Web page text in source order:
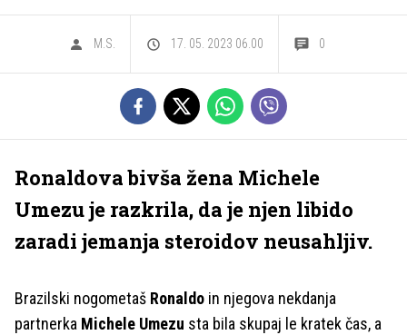
M.S. 17. 05. 2023 06.00 0
Ronaldova bivša žena Michele
Umezu je razkrila, da je njen libido
zaradi jemanja steroidov neusahljiv.
Brazilski nogometaš Ronaldo in njegova nekdanja
partnerka Michele Umezu sta bila skupaj le kratek čas, a